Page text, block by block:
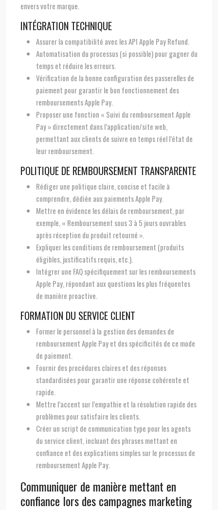
envers votre marque.
INTÉGRATION TECHNIQUE
Assurer la compatibilité avec les API Apple Pay Refund.
Automatisation du processus (si possible) pour gagner du
temps et réduire les erreurs.
Vérification de la bonne configuration des passerelles de
paiement pour garantir le bon fonctionnement des
remboursements Apple Pay.
Proposer une fonction « Suivi du remboursement Apple
Pay » directement dans l’application/site web,
permettant aux clients de suivre en temps réel l’état de
leur remboursement.
POLITIQUE DE REMBOURSEMENT TRANSPARENTE
Rédiger une politique claire, concise et facile à
comprendre, dédiée aux paiements Apple Pay.
Mettre en évidence les délais de remboursement, par
exemple, « Remboursement sous 3 à 5 jours ouvrables
après réception du produit retourné ».
Expliquer les conditions de remboursement (produits
éligibles, justificatifs requis, etc.).
Intégrer une FAQ spécifiquement sur les remboursements
Apple Pay, répondant aux questions les plus fréquentes
de manière proactive.
FORMATION DU SERVICE CLIENT
Former le personnel à la gestion des demandes de
remboursement Apple Pay et des spécificités de ce mode
de paiement.
Fournir des procédures claires et des réponses
standardisées pour garantir une réponse cohérente et
rapide.
Mettre l’accent sur l’empathie et la résolution rapide des
problèmes pour satisfaire les clients.
Créer un script de communication type pour les agents
du service client, incluant des phrases mettant en
confiance et des explications simples sur le processus de
remboursement Apple Pay.
Communiquer de manière mettant en
confiance lors des campagnes marketing